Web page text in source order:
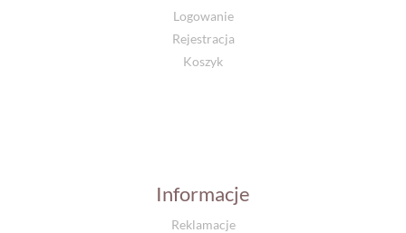
Logowanie
Rejestracja
Koszyk
Informacje
Reklamacje